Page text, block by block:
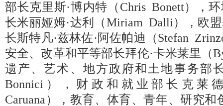
部长克里斯·博内特（Chris Bonett），
长米丽娅姆·达利（Miriam Dalli），欧
长斯特凡·兹林佐·阿佐帕迪（Stefan
安全、改革和平等部长拜伦·卡米莱里（
遗产、艺术、地方政府和土地事务部
Bonnici），财政和就业部长克莱
Caruana），教育、体育、青年、研究